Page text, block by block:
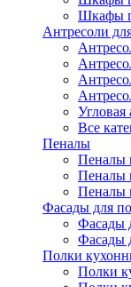
Шкафы
Антресоли
Угловая
Все
Пеналы
Пеналы
Пеналы
Пеналы
Фасады для
Фасады
Фасады
Полки
Полки